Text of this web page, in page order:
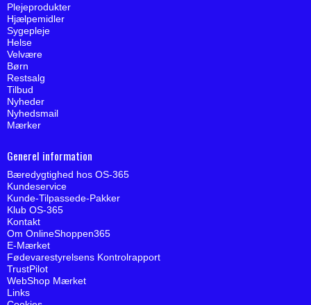
Plejeprodukter
Hjælpemidler
Sygepleje
Helse
Velvære
Børn
Restsalg
Tilbud
Nyheder
Nyhedsmail
Mærker
Generel information
Bæredygtighed hos OS-365
Kundeservice
Kunde-Tilpassede-Pakker
Klub OS-365
Kontakt
Om OnlineShoppen365
E-Mærket
Fødevarestyrelsens Kontrolrapport
TrustPilot
WebShop Mærket
Links